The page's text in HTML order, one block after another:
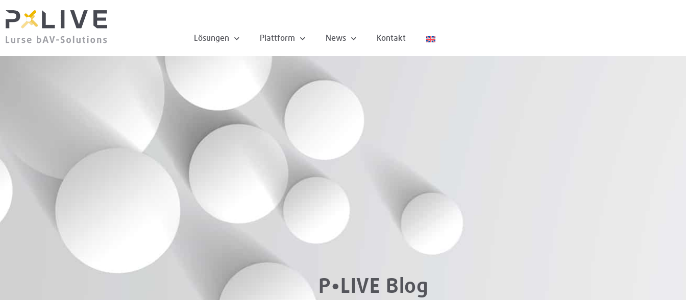
Lösungen Plattform News Kontakt
P•LIVE Blog